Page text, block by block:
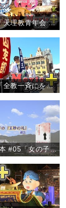
Movie+09「天理教青年会 100フェス！」
Movie+08「全教一斉にをいがけデー2018」
朝の信仰読本 #05「女の子の『五秒の礼』」